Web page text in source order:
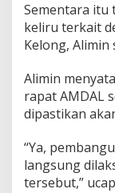
Sementara itu
keliru terkait
Kelong, Alimin
Alimin
rapat AMDAL
dipastikan
“Ya,
langsung
tersebut,”